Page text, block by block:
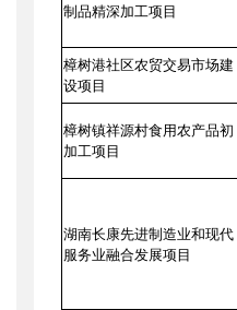
制品精深加工项目
樟树港社区农贸交易市场建
设项目
樟树镇祥源村食用农产品初
加工项目
湖南长康先进制造业和现代
服务业融合发展项目